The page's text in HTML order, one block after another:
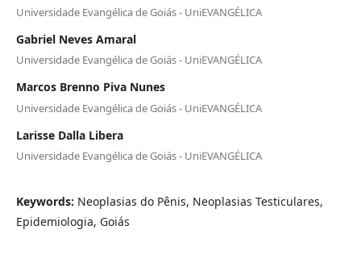
Universidade Evangélica de Goiás - UniEVANGÉLICA
Gabriel Neves Amaral
Universidade Evangélica de Goiás - UniEVANGÉLICA
Marcos Brenno Piva Nunes
Universidade Evangélica de Goiás - UniEVANGÉLICA
Larisse Dalla Libera
Universidade Evangélica de Goiás - UniEVANGÉLICA
Keywords: Neoplasias do Pênis, Neoplasias Testiculares,
Epidemiologia, Goiás